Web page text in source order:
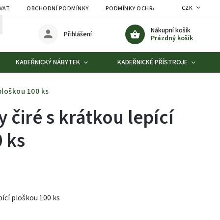
OBCHODNÍ PODMÍNKY PODMÍNKY OCHRANY OSOBNÍCH ÚDAJŮ
CZK
Nákupní košík
Prázdný košík
Přihlášení
KADEŘNICKÝ NÁBYTEK KADEŘNICKÉ PŘÍSTROJE
100 ks
čiré s krátkou lepící
ks
ploškou 100 ks